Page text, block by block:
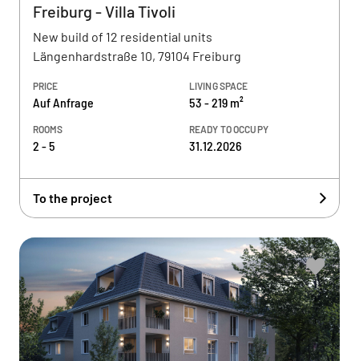
Freiburg - Villa Tivoli
New build of 12 residential units
Längenhardstraße 10, 79104 Freiburg
PRICE
Auf Anfrage
LIVING SPACE
53 - 219 m²
ROOMS
2 - 5
READY TO OCCUPY
31.12.2026
To the project